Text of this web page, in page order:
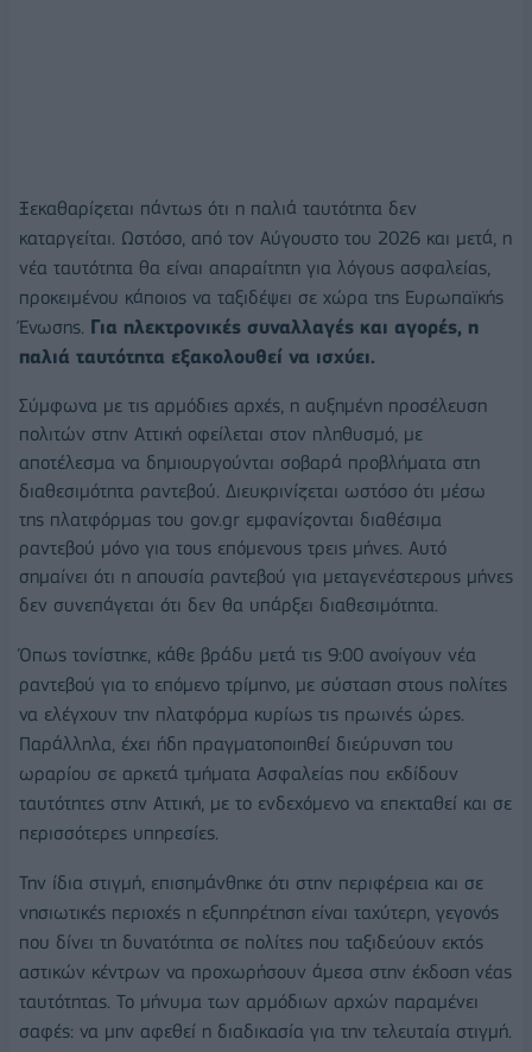
Ξεκαθαρίζεται πάντως ότι η παλιά ταυτότητα δεν
καταργείται. Ωστόσο, από τον Αύγουστο του 2026 και μετά, η
νέα ταυτότητα θα είναι απαραίτητη για λόγους ασφαλείας,
προκειμένου κάποιος να ταξιδέψει σε χώρα της Ευρωπαϊκής
Ένωσης. Για ηλεκτρονικές συναλλαγές και αγορές, η
παλιά ταυτότητα εξακολουθεί να ισχύει.
Σύμφωνα με τις αρμόδιες αρχές, η αυξημένη προσέλευση
πολιτών στην Αττική οφείλεται στον πληθυσμό, με
αποτέλεσμα να δημιουργούνται σοβαρά προβλήματα στη
διαθεσιμότητα ραντεβού. Διευκρινίζεται ωστόσο ότι μέσω
της πλατφόρμας του gov.gr εμφανίζονται διαθέσιμα
ραντεβού μόνο για τους επόμενους τρεις μήνες. Αυτό
σημαίνει ότι η απουσία ραντεβού για μεταγενέστερους μήνες
δεν συνεπάγεται ότι δεν θα υπάρξει διαθεσιμότητα.
Όπως τονίστηκε, κάθε βράδυ μετά τις 9:00 ανοίγουν νέα
ραντεβού για το επόμενο τρίμηνο, με σύσταση στους πολίτες
να ελέγχουν την πλατφόρμα κυρίως τις πρωινές ώρες.
Παράλληλα, έχει ήδη πραγματοποιηθεί διεύρυνση του
ωραρίου σε αρκετά τμήματα Ασφαλείας που εκδίδουν
ταυτότητες στην Αττική, με το ενδεχόμενο να επεκταθεί και σε
περισσότερες υπηρεσίες.
Την ίδια στιγμή, επισημάνθηκε ότι στην περιφέρεια και σε
νησιωτικές περιοχές η εξυπηρέτηση είναι ταχύτερη, γεγονός
που δίνει τη δυνατότητα σε πολίτες που ταξιδεύουν εκτός
αστικών κέντρων να προχωρήσουν άμεσα στην έκδοση νέας
ταυτότητας. Το μήνυμα των αρμόδιων αρχών παραμένει
σαφές: να μην αφεθεί η διαδικασία για την τελευταία στιγμή.